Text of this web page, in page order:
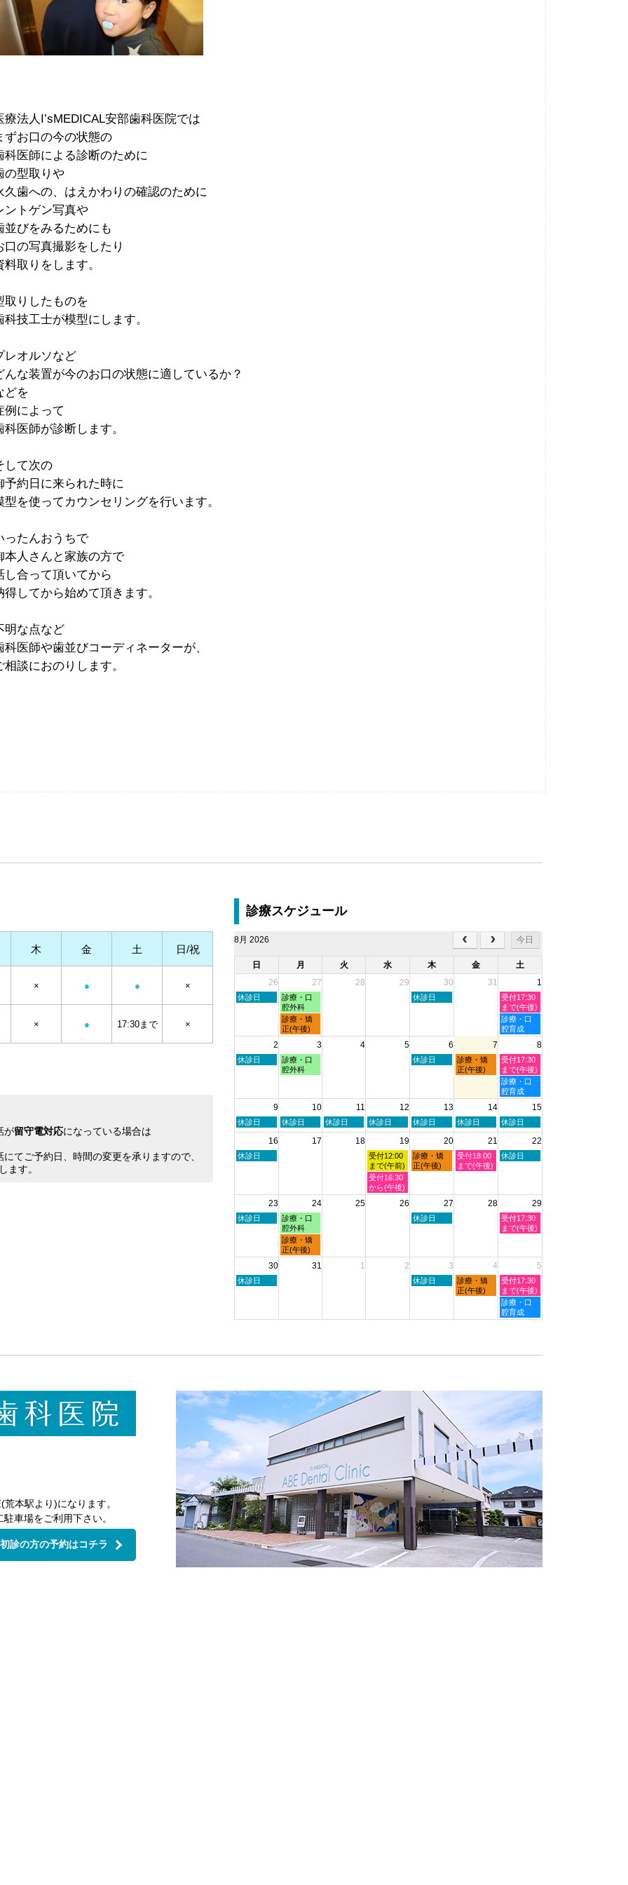
療法人I’sMEDICAL安部歯科医院では
ずお口の今の状態の
科医師による診断のために
の型取りや
久歯への、はえかわりの確認のために
ントゲン写真や
並びをみるためにも
口の写真撮影をしたり
料取りをします。
取りしたものを
科技工士が模型にします。
レオルソなど
んな装置が今のお口の状態に適しているか？
どを
例によって
科医師が診断します。
して次の
予約日に来られた時に
型を使ってカウンセリングを行います。
ったんおうちで
本人さんと家族の方で
し合って頂いてから
得してから始めて頂きます。
明な点など
科医師や歯並びコーディネーターが、
相談におのりします。
木 金 土 日/祝
× ● ● ×
× ● 17:30まで ×
が留守電対応になっている場合は
てご予約日、時間の変更を承りますので、
ます。
診療スケジュール
8月 2026 今日
日 月 火 水 木 金
土
26
27 28 29 30 31 1
日
月
2026
休診日
月
曜
日,
7
月
2026
診療・口
腔外科
木
月
2026
休診日
土
曜
日,
8
月
2026
受付17:30
まで(午後)
月
曜
日,
月
27th
2026
診療・矯
正(午後)
土
曜
日,
月
1st
2026
診療・口
腔育成
2 3 4 5 6 7 8
日
月
2026
休診日
月
曜
月
2026
診療・口
腔外科
木
月
2026
休診日
金
曜
月
2026
診療・矯
正(午後)
土
曜
日,
8
月
2026
受付17:30
まで(午後)
土
曜
日,
月
8th
診療・口
腔育成
9 10 11 12 13 14 15
日
曜
8
月
休診日
月
曜
休診日
火
曜
休診日
水
曜
8
月
12th
2026
休診日
木
曜
8
月
13th
休診日
金
曜
8
月
14th
休診日
土
曜
8
月
休診日
16 17 18 19 20 21 22
日
月
2026
休診日
水
曜
日,
8
月
受付12:00
まで(午前)
木
曜
月
2026
診療・矯
正(午後)
金
曜
月
受付18:00
まで(午後)
土
月
2026
休診日
水
曜
日,
受付16:30
から(午後)
23 24 25 26 27 28 29
日
月
2026
休診日
月
曜
日,
8
月
診療・口
腔外科
木
月
2026
休診日
土
曜
月
2026
受付17:30
まで(午後)
月
曜
日,
診療・矯
正(午後)
30 31 1 2 3 4 5
日
月
休診日
木
月
休診日
金
曜
月
診療・矯
正(午後)
土
曜
日,
9
月
受付17:30
まで(午後)
土
曜
日,
診療・口
腔育成
本駅より)になります。
車場をご利用下さい。
初診の方の予約はコチラ